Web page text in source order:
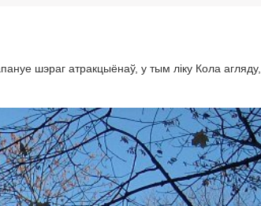
шэраг атракцыёнаў, у тым ліку Кола агляду,